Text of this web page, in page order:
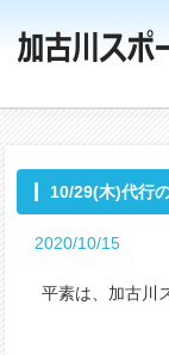
10/29(木)代行
2020/10/15
平素は、加古川